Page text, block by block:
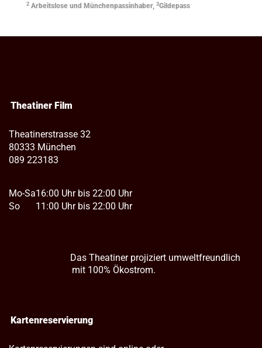
2 Arbeitslose und Münchenpassinhaber, 3Gildepass
Theatiner Film
Theatinerstrasse 32
80333 München
089 223183
Mo-Sa
So
16:00 Uhr bis 22:00 Uhr
11:00 Uhr bis 22:00 Uhr
Das Theatiner projiziert umweltfreundlich
mit 100% Ökostrom.
Kartenreservierung